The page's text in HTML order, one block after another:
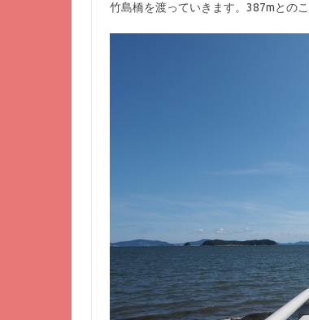
竹島橋を渡っていきます。387mとの